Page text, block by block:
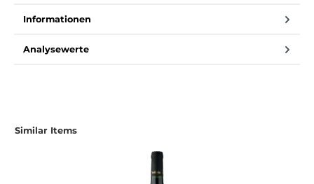
Informationen
Analysewerte
Produktgalerie überspringen
Similar Items